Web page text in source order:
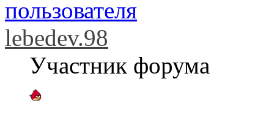
lebedev.98
Участник форума